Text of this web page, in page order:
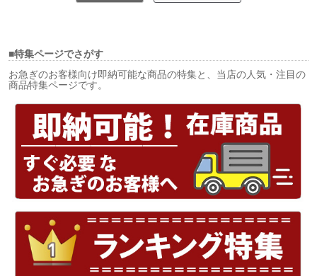
■特集ページでさがす
お急ぎのお客様向け即納可能な商品の特集と、当店の人気・注目の
商品特集ページです。